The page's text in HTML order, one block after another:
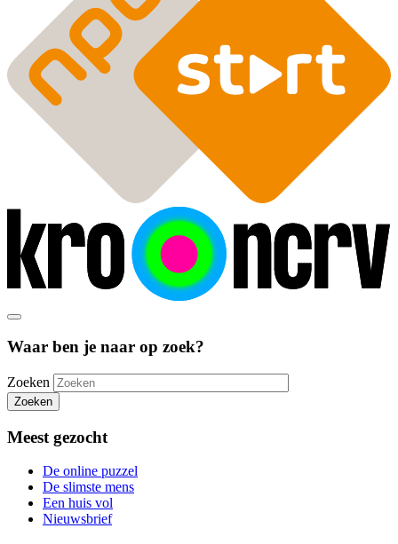
Waar ben je naar op zoek?
Zoeken
Zoeken
Meest gezocht
De online puzzel
De slimste mens
Een huis vol
Nieuwsbrief